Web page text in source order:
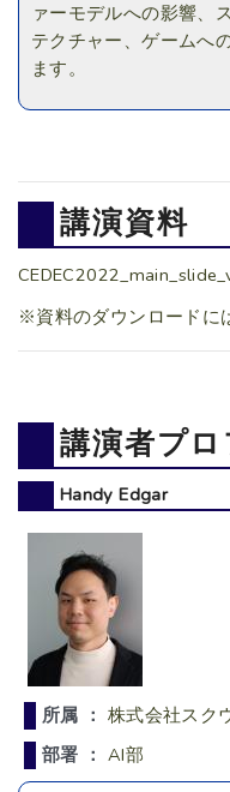
ァーモデルへの影響、
テクチャー、ゲームへ
ます。
講演資料
※資料のダウンロードに
講演者プ
Handy Edgar
所属 ： 株式会社スク
部署 ： AI部